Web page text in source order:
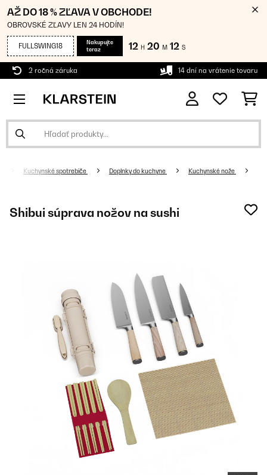
AŽ DO 18 % ZĽAVA V OBCHODE!
OBROVSKÉ ZĽAVY LEN 24 HODÍN!
FULLSWING18
Nakupujte
teraz
12 H 20 M 11 S
2 ročná záruka 14 dní na vrátenie tovaru
Kuchynské spotrebiče Doplnky do kuchyne Kuchynské nože
Shibui súprava nožov na sushi